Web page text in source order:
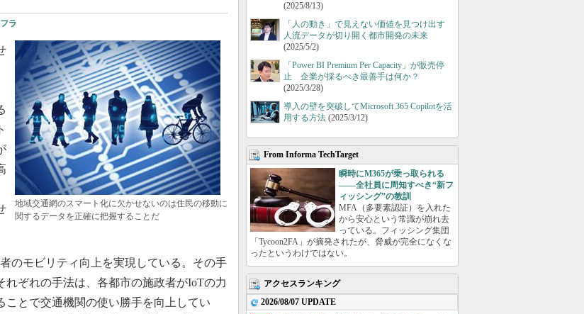
ラ
地域交通網のスマート化に欠かせないのは住民の移動に
関するデータを正確に把握することだ
のモビリティ向上を実現している。その手
ぞれの手法は、各都市の施政者がIoTの力
とで交通機関の使い勝手を向上してい
(2025/8/13)
「人の動き」で見えない価値を見つけ出す
人流データが切り開く都市開発の未来
(2025/5/2)
「Power BI Premium Per Capacity」が販売停
止 企業が採るべき最善手は何か？
(2025/3/28)
導入の壁を突破してMicrosoft 365 Copilotを活
用する方法 (2025/3/12)
From Informa TechTarget
瞬時にM365が乗っ取られる
――全社員に周知すべき“新フ
ィッシング”の教訓
MFA（多要素認証）を入れた
から安心という常識が崩れ去
っている。フィッシング集団
「Tycoon2FA」が摘発されたが、脅威が完全になくな
ったというわけではない。
アクセスランキング
2026/08/07 UPDATE